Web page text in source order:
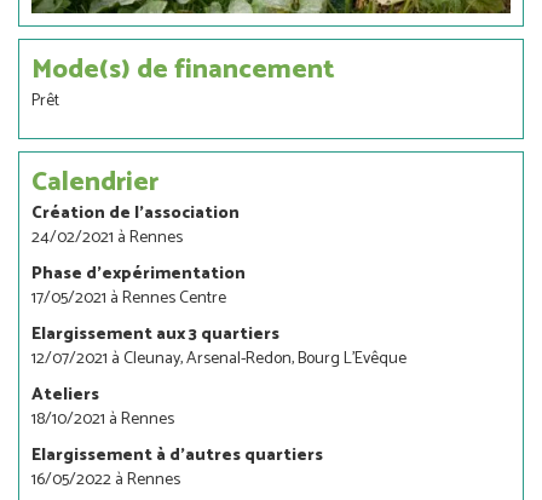
Mode(s) de financement
Prêt
Calendrier
Création de l'association
24/02/2021 à Rennes
Phase d'expérimentation
17/05/2021 à Rennes Centre
Elargissement aux 3 quartiers
12/07/2021 à Cleunay, Arsenal-Redon, Bourg L’Evêque
Ateliers
18/10/2021 à Rennes
Elargissement à d'autres quartiers
16/05/2022 à Rennes